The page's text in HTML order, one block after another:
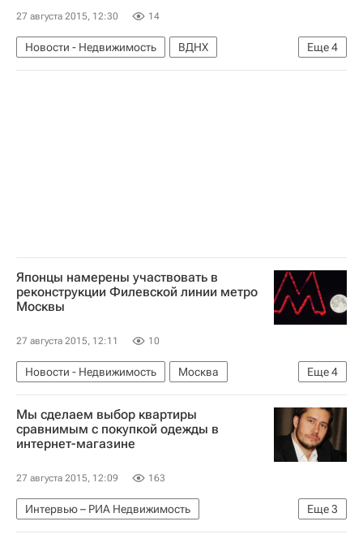
27 августа 2015, 12:30 14
Еще4
Новости - Недвижимость
ВДНХ
Инвесторы
Константин Тимофеев
ЗИЛ
Японцы намерены участвовать в
реконструкции Филевской линии метро
Москвы
27 августа 2015, 12:11 10
Еще4
Новости - Недвижимость
Москва
Реконструкция
Метро
Инфраструктура
Россия
Мы сделаем выбор квартиры
сравнимым с покупкой одежды в
интернет-магазине
27 августа 2015, 12:09 163
Еще3
Интервью – РИА Недвижимость
Крупным планом
Жилье Россия